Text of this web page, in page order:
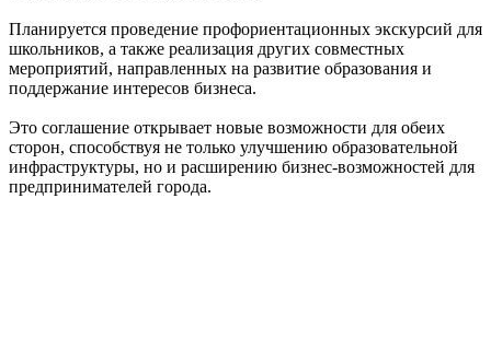
Планируется проведение профориентационных экскурсий для
школьников, а также реализация других совместных
мероприятий, направленных на развитие образования и
поддержание интересов бизнеса.
Это соглашение открывает новые возможности для обеих
сторон, способствуя не только улучшению образовательной
инфраструктуры, но и расширению бизнес-возможностей для
предпринимателей города.